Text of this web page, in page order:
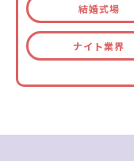
結婚式場
ナイト業界